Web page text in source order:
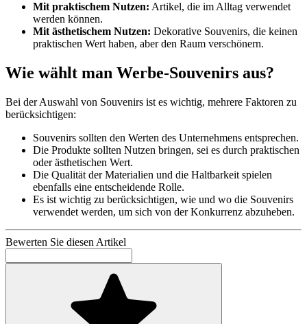
Mit praktischem Nutzen: Artikel, die im Alltag verwendet
werden können.
Mit ästhetischem Nutzen: Dekorative Souvenirs, die keinen
praktischen Wert haben, aber den Raum verschönern.
Wie wählt man Werbe-Souvenirs aus?
Bei der Auswahl von Souvenirs ist es wichtig, mehrere Faktoren zu
berücksichtigen:
Souvenirs sollten den Werten des Unternehmens entsprechen.
Die Produkte sollten Nutzen bringen, sei es durch praktischen
oder ästhetischen Wert.
Die Qualität der Materialien und die Haltbarkeit spielen
ebenfalls eine entscheidende Rolle.
Es ist wichtig zu berücksichtigen, wie und wo die Souvenirs
verwendet werden, um sich von der Konkurrenz abzuheben.
Bewerten Sie diesen Artikel